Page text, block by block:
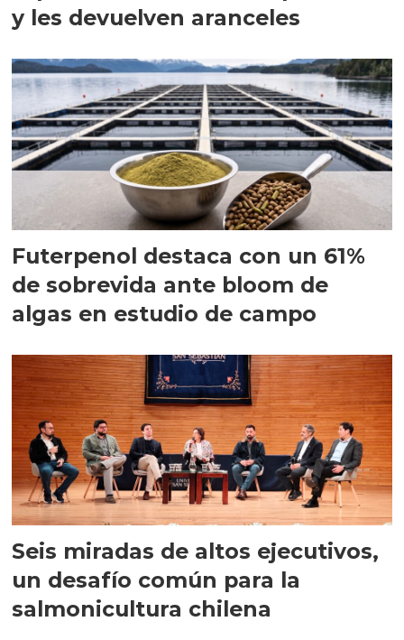
y les devuelven aranceles
Futerpenol destaca con un 61%
de sobrevida ante bloom de
algas en estudio de campo
Seis miradas de altos ejecutivos,
un desafío común para la
salmonicultura chilena